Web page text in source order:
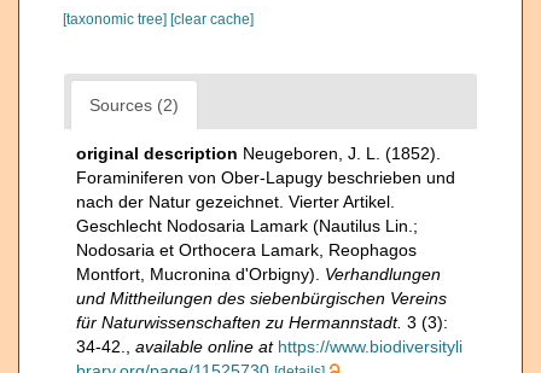
[taxonomic tree] [clear cache]
Sources (2)
original description Neugeboren, J. L. (1852).
Foraminiferen von Ober-Lapugy beschrieben und
nach der Natur gezeichnet. Vierter Artikel.
Geschlecht Nodosaria Lamark (Nautilus Lin.;
Nodosaria et Orthocera Lamark, Reophagos
Montfort, Mucronina d'Orbigny). Verhandlungen
und Mittheilungen des siebenbürgischen Vereins
für Naturwissenschaften zu Hermannstadt. 3 (3):
34-42.
available online at https://www.biodiversityli